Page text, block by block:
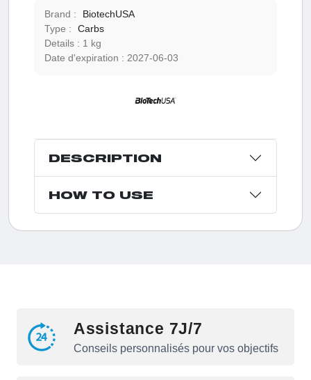
Brand :
BiotechUSA
Type :
Carbs
Details :
1 kg
Date d'expiration : 2027-06-03
DESCRIPTION
HOW TO USE
Assistance 7J/7
Conseils personnalisés pour vos objectifs